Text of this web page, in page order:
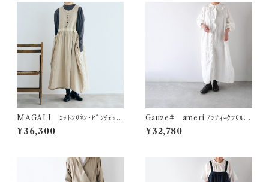
MAGALI ｺｯﾄﾝﾘﾈﾝ･ﾋﾟﾝﾁｪｯ
ｸ･ﾀﾌﾞﾘｴﾜﾝﾋﾟｰｽ (ｻﾝﾄﾞﾍﾞｰｼﾞｭ)
OP205BE
¥36,300
Gauze# ameri ｱﾝﾃｨｰｸﾌﾘﾙﾜﾝ
ﾋﾟｰｽ (ﾛｲﾔﾙﾎﾜｲﾄ) G1162
¥32,780